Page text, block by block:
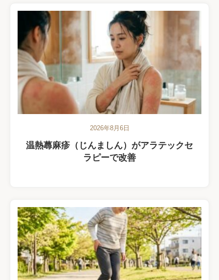
2026年8月6日
温熱蕁麻疹（じんましん）がアラテックセ
ラピーで改善